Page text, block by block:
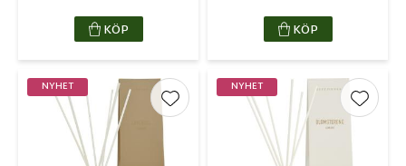
KÖP KÖP
NYHET
Lägg till i favoriter
NYHET
Lägg